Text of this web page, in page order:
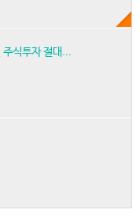
식투자 절대...